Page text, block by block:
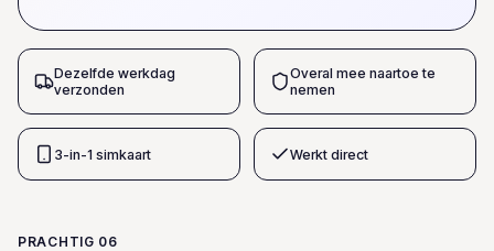
Dezelfde werkdag
verzonden
Overal mee naartoe te
nemen
3-in-1 simkaart Werkt direct
PRACHTIG 06